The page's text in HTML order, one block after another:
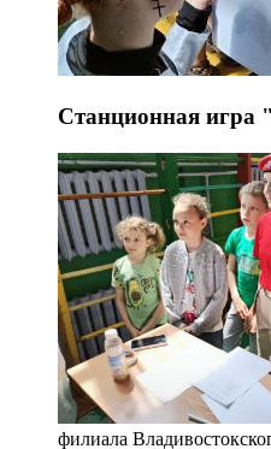
Станционная игра
филиала